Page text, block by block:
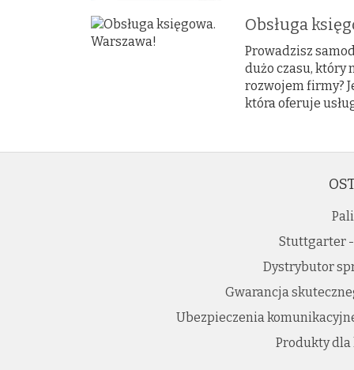
Obsługa
Prowadzisz
dużo czasu, który
rozwojem firmy?
która oferuje
Stuttgarter -
Dystrybutor
Gwarancja
Ubezpieczenia
Produkty